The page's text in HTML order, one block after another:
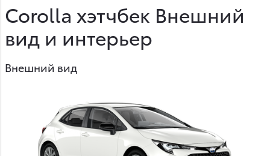
Corolla хэтчбек Внешний
вид и интерьер
Внешний вид